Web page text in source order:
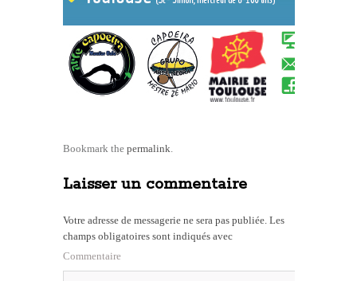
Bookmark the permalink
Laisser un commentaire
Votre adresse de messagerie ne sera pas publiée. Les
champs obligatoires sont indiqués avec
Commentaire